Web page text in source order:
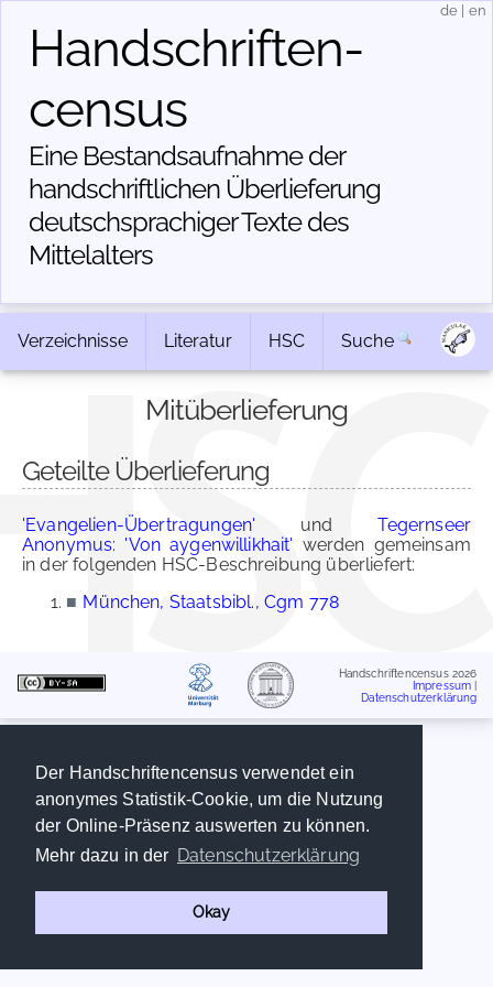
Der Handschriftencensus verwendet ein
anonymes Statistik-Cookie, um die Nutzung
der Online-Präsenz auswerten zu können.
Mehr dazu in der Datenschutzerklärung
Okay
Handschriften­
census
Eine Bestandsaufnahme der
handschriftlichen Über­lieferung
deutschsprachiger Texte des
Mittelalters
de en
Verzeichnisse Literatur HSC Suche
Mitüberlieferung
Geteilte Überlieferung
'Evangelien-Übertragungen' undTegernseer
Anonymus: 'Von aygenwillikhait' werden gemeinsam
in der folgenden HSC-Beschreibung überliefert:
■ München, Staatsbibl., Cgm 778
Handschriftencensus 2026
Impressum
Datenschutzerklärung